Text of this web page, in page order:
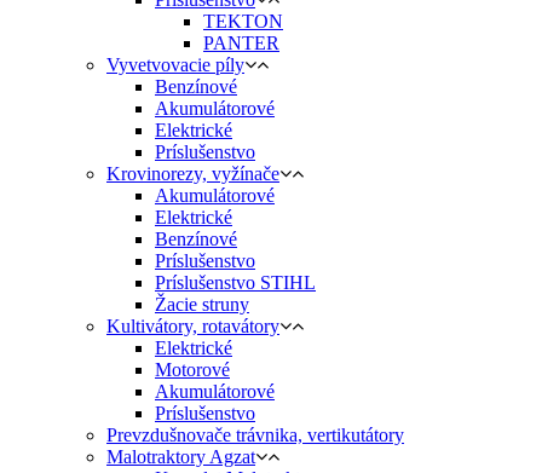
TEKTON
PANTER
Vyvetvovacie píly
Benzínové
Akumulátorové
Elektrické
Príslušenstvo
Krovinorezy, vyžínače
Akumulátorové
Elektrické
Benzínové
Príslušenstvo
Príslušenstvo STIHL
Žacie struny
Kultivátory, rotavátory
Elektrické
Motorové
Akumulátorové
Príslušenstvo
Prevzdušnovače trávnika, vertikutátory
Malotraktory Agzat